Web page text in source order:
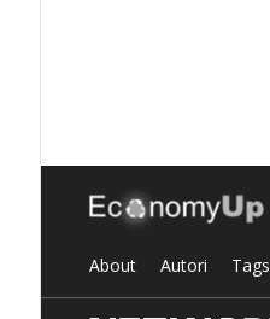
About Autori Tags